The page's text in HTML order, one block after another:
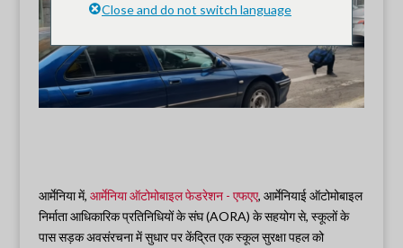
आर्मेनिया में, आर्मेनिया ऑटोमोबाइल फेडरेशन - एफएए, आर्मेनियाई ऑटोमोबाइल
निर्माता आधिकारिक प्रतिनिधियों के संघ (AORA) के सहयोग से, स्कूलों के
पास सड़क अवसंरचना में सुधार पर केंद्रित एक स्कूल सुरक्षा पहल को
Close and do not switch language